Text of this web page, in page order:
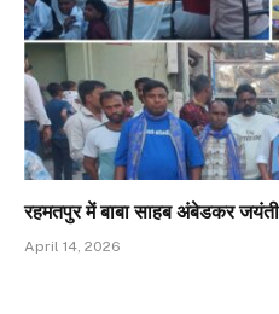
रहमतपुर में बाबा साहब अंबेडकर जयंती
April 14, 2026